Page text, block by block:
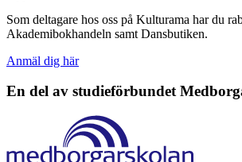
Som deltagare hos oss på Kulturama har du
Akademibokhandeln samt Dansbutiken.
Anmäl dig här
En del av studieförbundet